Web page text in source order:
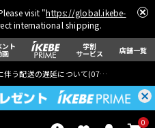
visit "https://global.ikebe-
international shipping.
ント
画
学割
サービス 店舗一覧
伴う配送の遅延について(07月29日
0